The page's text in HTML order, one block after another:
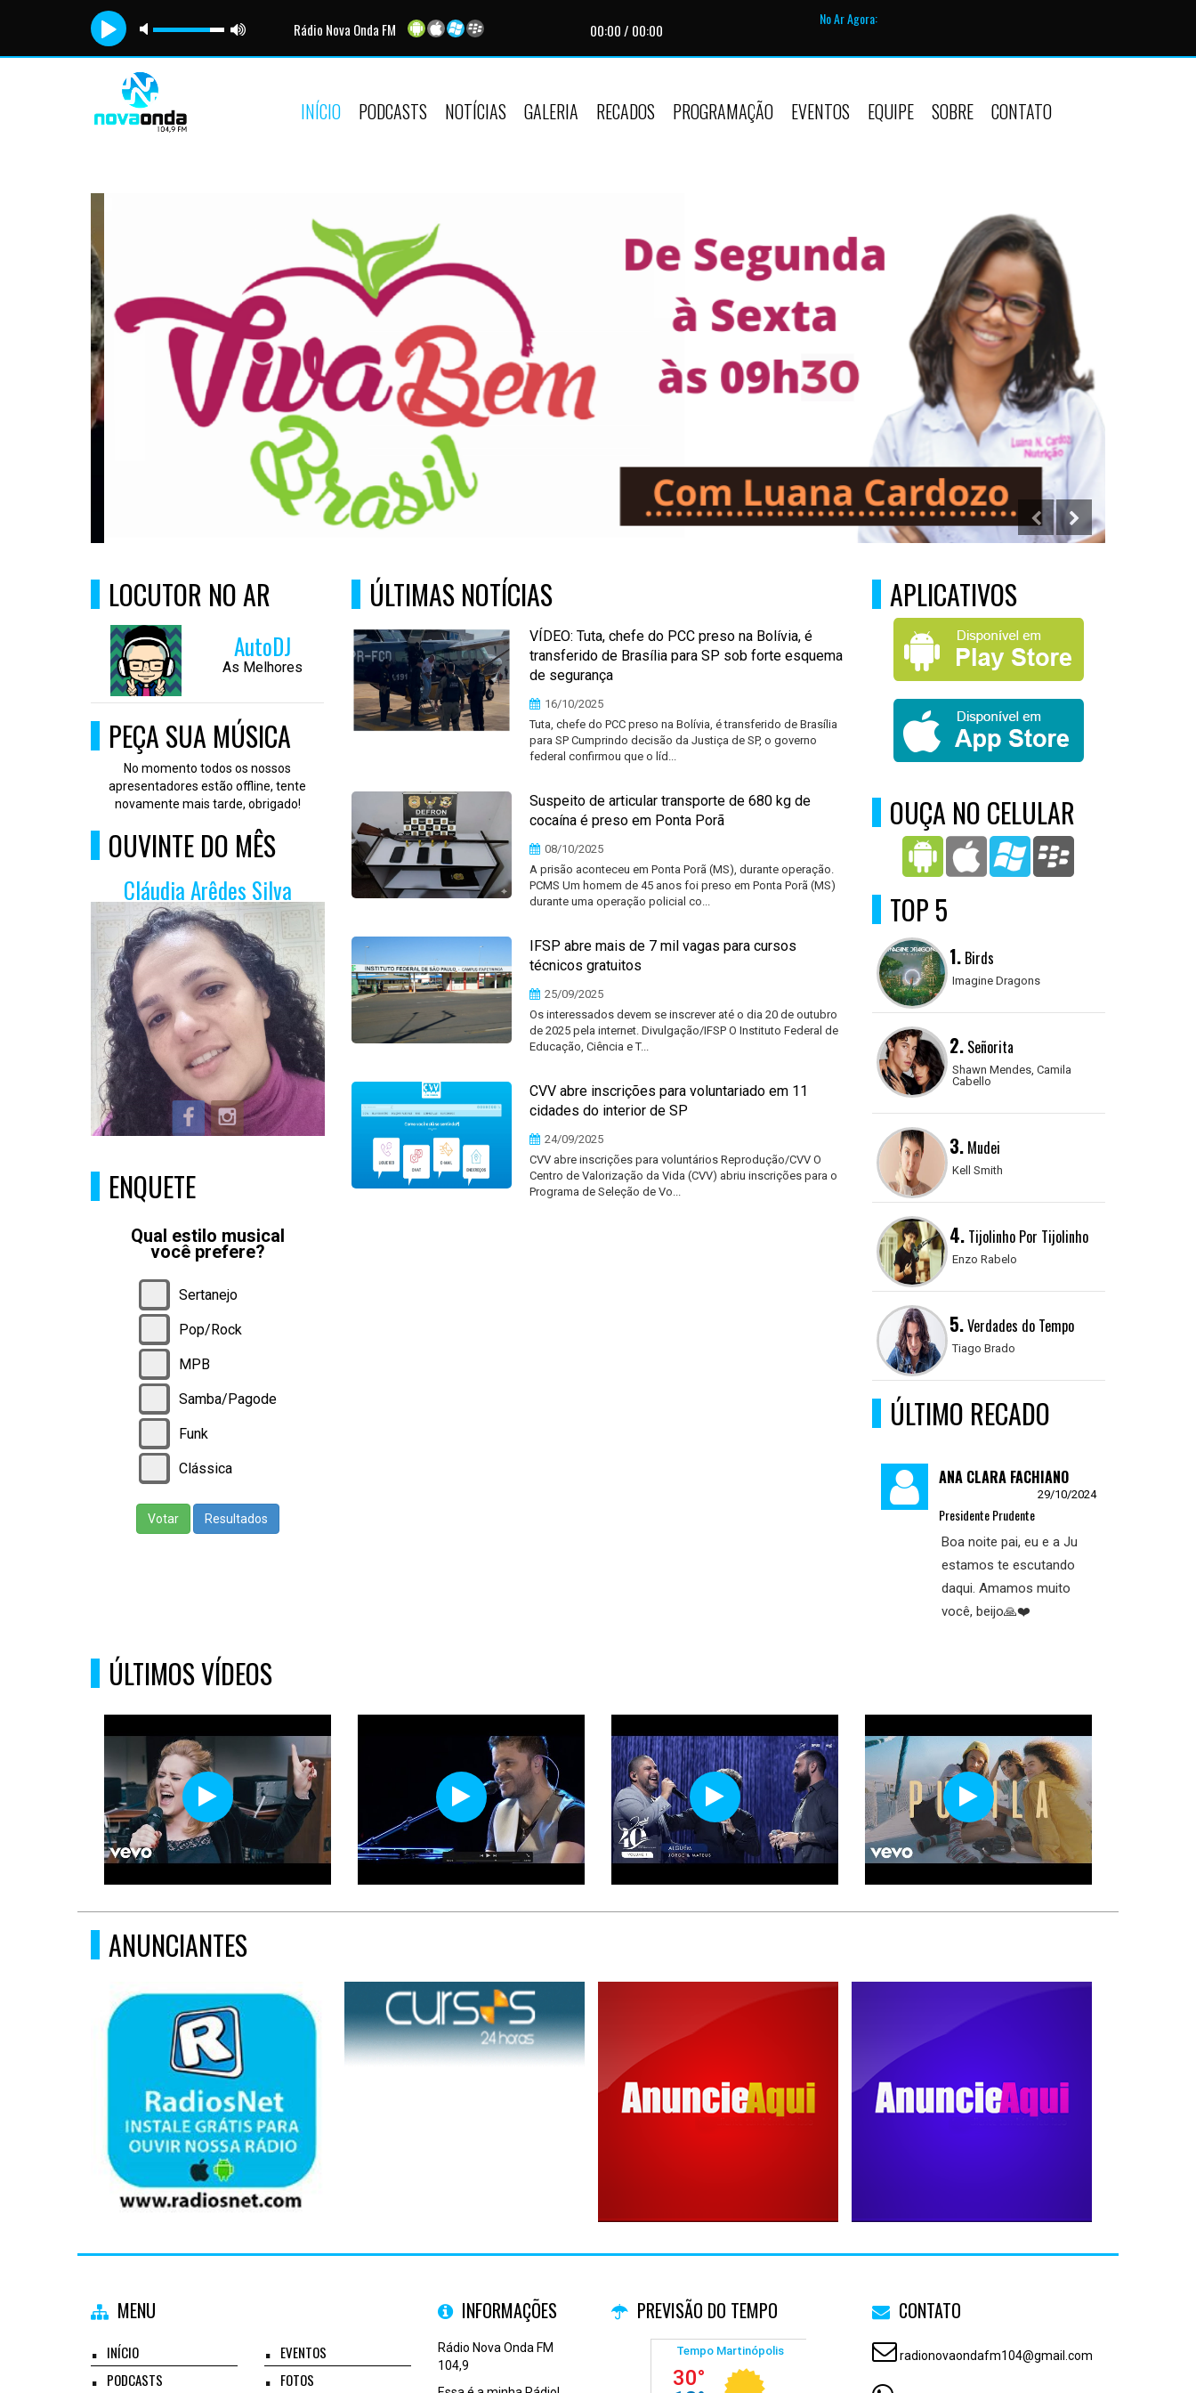
Rádio Nova Onda FM 00:00/ 00:00
No Ar Agora:
INÍCIO PODCASTS NOTÍCIAS GALERIA RECADOS PROGRAMAÇÃO EVENTOS EQUIPE SOBRE CONTATO
LOCUTOR NO AR
AutoDJ
As Melhores
PEÇA SUA MÚSICA
No momento todos os nossos
apresentadores estão offline, tente
novamente mais tarde, obrigado!
OUVINTE DO MÊS
Cláudia Arêdes Silva
ENQUETE
Qual estilo musical
você prefere?
Sertanejo
Pop/Rock
MPB
Samba/Pagode
Funk
Clássica
Votar Resultados
ÚLTIMAS NOTÍCIAS
VÍDEO: Tuta, chefe do PCC preso na Bolívia, é
transferido de Brasília para SP sob forte esquema
de segurança
16/10/2025
Tuta, chefe do PCC preso na Bolívia, é transferido de Brasília
para SP Cumprindo decisão da Justiça de SP, o governo
federal confirmou que o líd...
Suspeito de articular transporte de 680 kg de
cocaína é preso em Ponta Porã
08/10/2025
A prisão aconteceu em Ponta Porã (MS), durante operação.
PCMS Um homem de 45 anos foi preso em Ponta Porã (MS)
durante uma operação policial co...
IFSP abre mais de 7 mil vagas para cursos
técnicos gratuitos
25/09/2025
Os interessados devem se inscrever até o dia 20 de outubro
de 2025 pela internet. Divulgação/IFSP O Instituto Federal de
Educação, Ciência e T...
CVV abre inscrições para voluntariado em 11
cidades do interior de SP
24/09/2025
CVV abre inscrições para voluntários Reprodução/CVV O
Centro de Valorização da Vida (CVV) abriu inscrições para o
Programa de Seleção de Vo...
APLICATIVOS
OUÇA NO CELULAR
TOP 5
1.Birds
Imagine Dragons
2.Señorita
Shawn Mendes, Camila
Cabello
3.Mudei
Kell Smith
4.Tijolinho Por Tijolinho
Enzo Rabelo
5.Verdades do Tempo
Tiago Brado
ÚLTIMO RECADO
ANA CLARA FACHIANO
29/10/2024
Presidente Prudente
Boa noite pai, eu e a Ju
estamos te escutando
daqui. Amamos muito
você, beijo🙏❤️
ÚLTIMOS VÍDEOS
ANUNCIANTES
MENU
INÍCIO
PODCASTS
EVENTOS
FOTOS
INFORMAÇÕES
Rádio Nova Onda FM
104,9
PREVISÃO DO TEMPO CONTATO
radionovaondafm104@gmail.com